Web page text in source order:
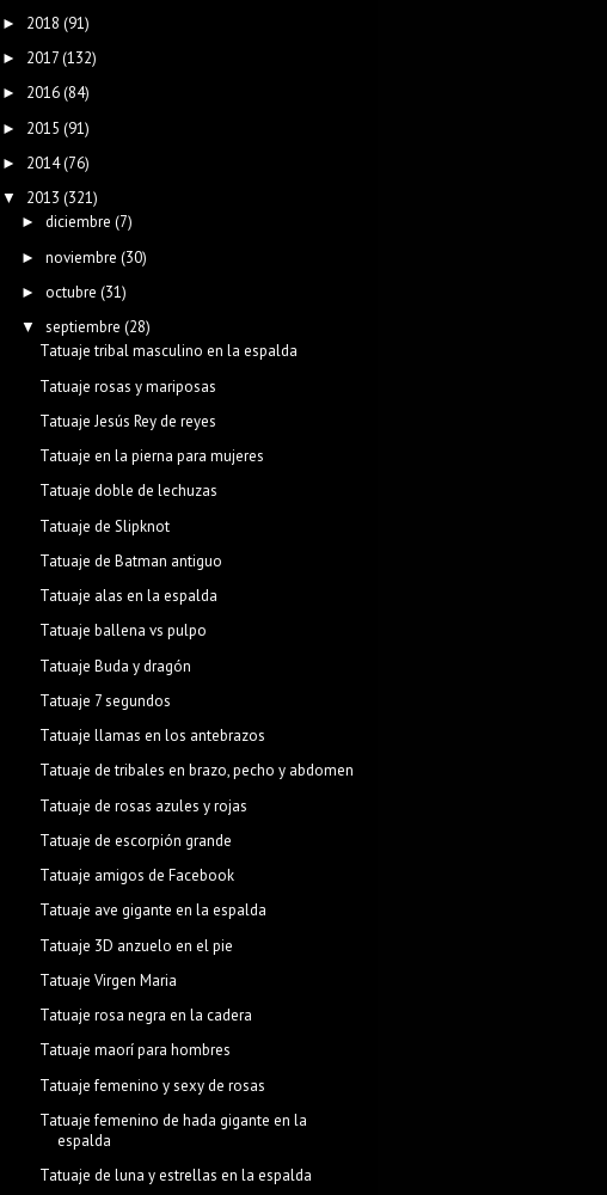
► 2018 (91)
► 2017(132)
► 2016(84)
► 2015 (91)
► 2014(76)
▼ 2013 (321)
► diciembre (7)
► noviembre (30)
► octubre (31)
▼ septiembre (28)
Tatuaje tribal masculino en la espalda
Tatuaje rosas y mariposas
Tatuaje Jesús Rey de reyes
Tatuaje en la pierna para mujeres
Tatuaje doble de lechuzas
Tatuaje de Slipknot
Tatuaje de Batman antiguo
Tatuaje alas en la espalda
Tatuaje ballena vs pulpo
Tatuaje Buda y dragón
Tatuaje 7 segundos
Tatuaje llamas en los antebrazos
Tatuaje de tribales en brazo, pecho y abdomen
Tatuaje de rosas azules y rojas
Tatuaje de escorpión grande
Tatuaje amigos de Facebook
Tatuaje ave gigante en la espalda
Tatuaje 3D anzuelo en el pie
Tatuaje Virgen Maria
Tatuaje rosa negra en la cadera
Tatuaje maorí para hombres
Tatuaje femenino y sexy de rosas
Tatuaje femenino de hada gigante en la
espalda
Tatuaje de luna y estrellas en la espalda